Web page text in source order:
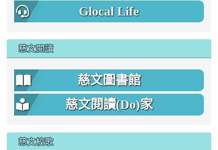
Glocal Life
慈文閱讀
慈文圖書館
慈文閱讀(Do)家
慈文校歌